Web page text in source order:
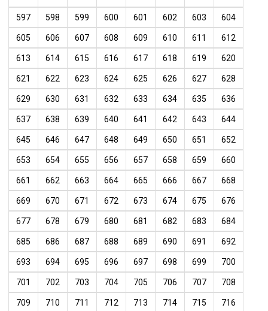
597 598 599 600 601 602 603 604
605 606 607 608 609 610 611 612
613 614 615 616 617 618 619 620
621 622 623 624 625 626 627 628
629 630 631 632 633 634 635 636
637 638 639 640 641 642 643 644
645 646 647 648 649 650 651 652
653 654 655 656 657 658 659 660
661 662 663 664 665 666 667 668
669 670 671 672 673 674 675 676
677 678 679 680 681 682 683 684
685 686 687 688 689 690 691 692
693 694 695 696 697 698 699 700
701 702 703 704 705 706 707 708
709 710 711 712 713 714 715 716